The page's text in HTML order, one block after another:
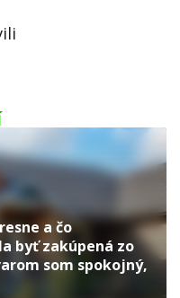
a čo
byť zakúpená zo
som spokojný,